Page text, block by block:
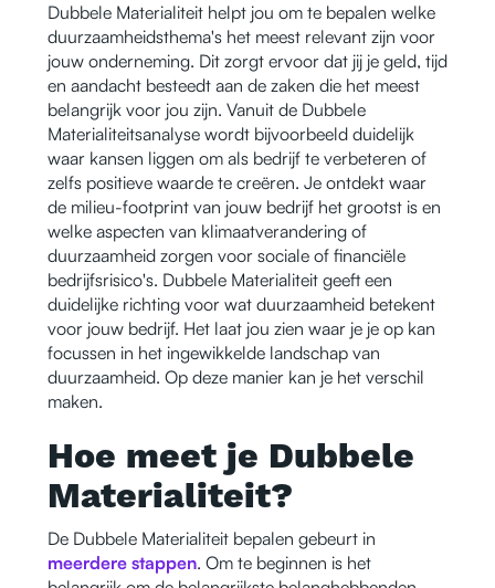
Dubbele Materialiteit helpt jou om te bepalen welke
duurzaamheidsthema's het meest relevant zijn voor
jouw onderneming. Dit zorgt ervoor dat jij je geld, tijd
en aandacht besteedt aan de zaken die het meest
belangrijk voor jou zijn. Vanuit de Dubbele
Materialiteitsanalyse wordt bijvoorbeeld duidelijk
waar kansen liggen om als bedrijf te verbeteren of
zelfs positieve waarde te creëren. Je ontdekt waar
de milieu-footprint van jouw bedrijf het grootst is en
welke aspecten van klimaatverandering of
duurzaamheid zorgen voor sociale of financiële
bedrijfsrisico's. Dubbele Materialiteit geeft een
duidelijke richting voor wat duurzaamheid betekent
voor jouw bedrijf. Het laat jou zien waar je je op kan
focussen in het ingewikkelde landschap van
duurzaamheid. Op deze manier kan je het verschil
maken.
Hoe meet je Dubbele
Materialiteit?
De Dubbele Materialiteit bepalen gebeurt in
meerdere stappen. Om te beginnen is het